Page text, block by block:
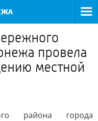
провела
местной
района города